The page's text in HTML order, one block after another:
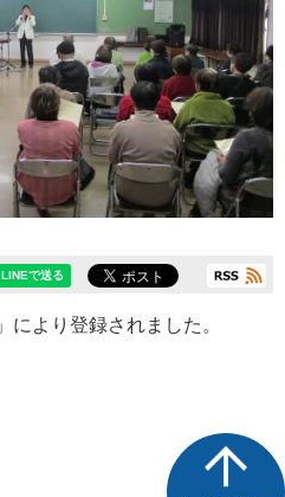
」により登録されました。